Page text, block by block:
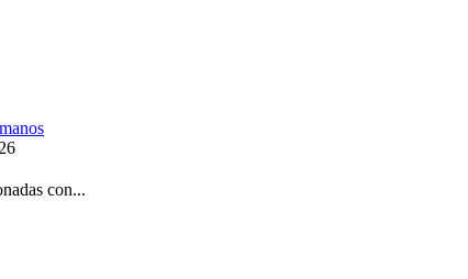
con...